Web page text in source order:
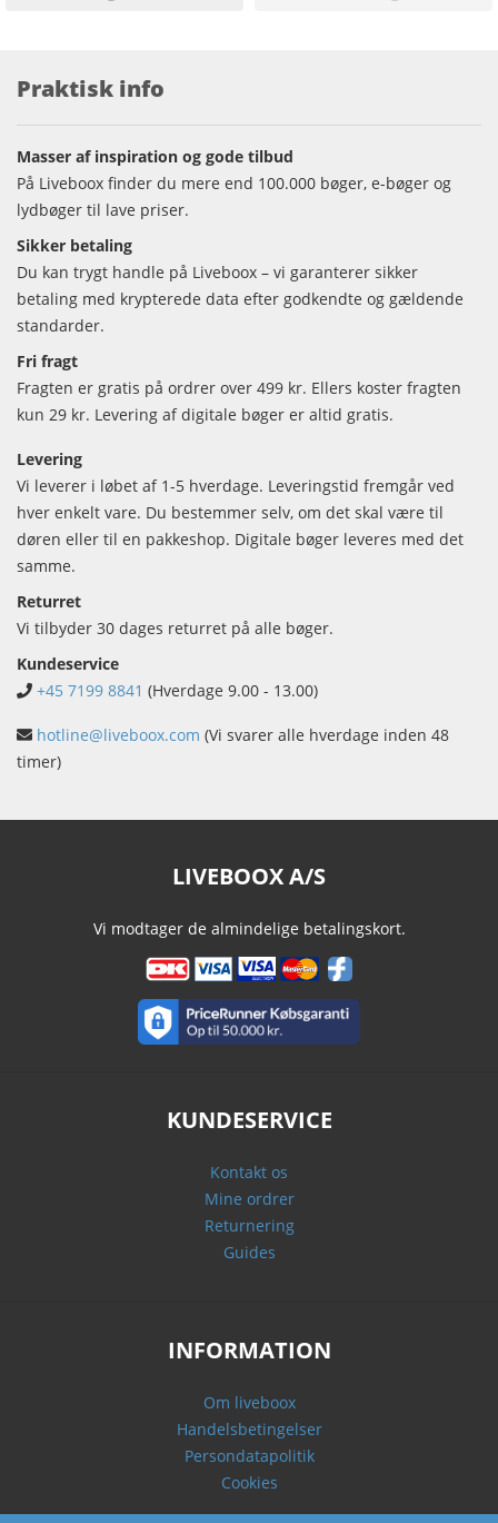
Praktisk info
Masser af inspiration og gode tilbud
På Liveboox finder du mere end 100.000 bøger, e-bøger og
lydbøger til lave priser.
Sikker betaling
Du kan trygt handle på Liveboox – vi garanterer sikker
betaling med krypterede data efter godkendte og gældende
standarder.
Fri fragt
Fragten er gratis på ordrer over 499 kr. Ellers koster fragten
kun 29 kr. Levering af digitale bøger er altid gratis.
Levering
Vi leverer i løbet af 1-5 hverdage. Leveringstid fremgår ved
hver enkelt vare. Du bestemmer selv, om det skal være til
døren eller til en pakkeshop. Digitale bøger leveres med det
samme.
Returret
Vi tilbyder 30 dages returret på alle bøger.
Kundeservice
+45 7199 8841 (Hverdage 9.00 - 13.00)
hotline@liveboox.com (Vi svarer alle hverdage inden 48
timer)
LIVEBOOX A/S
Vi modtager de almindelige betalingskort.
KUNDESERVICE
Kontakt os
Mine ordrer
Returnering
Guides
INFORMATION
Om liveboox
Handelsbetingelser
Persondatapolitik
Cookies